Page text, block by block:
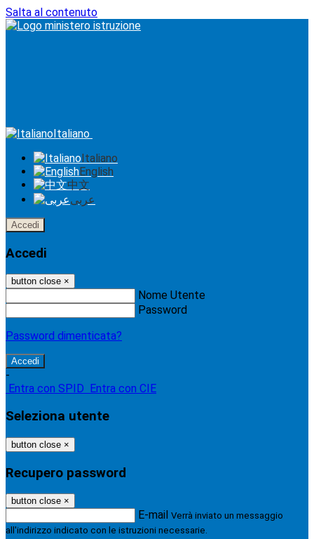
Salta al contenuto
Italiano
Italiano
English
中文
عربى
Accedi
Accedi
button close ×
Nome Utente
Password
Password dimenticata?
-
Entra con SPID
Entra con CIE
Seleziona utente
button close ×
Recupero password
button close ×
E-mail Verrà inviato un messaggio
all'indirizzo indicato con le istruzioni necessarie.